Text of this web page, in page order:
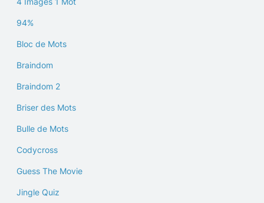
94%
Bloc de Mots
Braindom
Braindom 2
Briser des Mots
Bulle de Mots
Codycross
Guess The Movie
Jingle Quiz